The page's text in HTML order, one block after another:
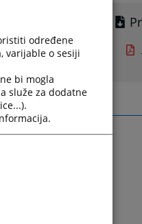
određene
varijable o sesiji
bi mogla
služe za dodatne